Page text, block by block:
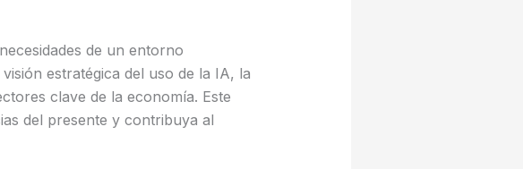
de un entorno
estratégica del uso de la IA, la
clave de la economía. Este
del presente y contribuya al